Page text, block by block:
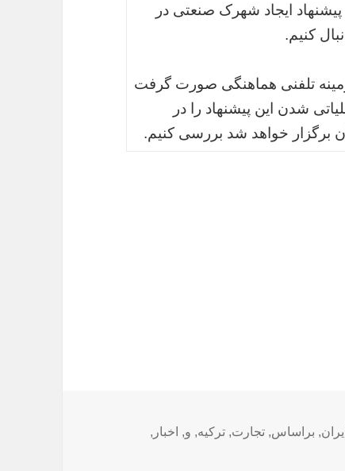
ایجاد شهرک صنعتی در
کنیم.
زمینه تلفنی هماهنگی صورت گرفت
شدن این پیشنهاد را در
برگزار خواهد شد بررسی کنیم.
ایران, براساس,تجارت,ترکیه, و, اخبار ,